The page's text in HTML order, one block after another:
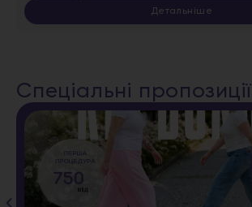
Детальніше
Спеціальні пропозиції